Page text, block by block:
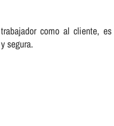
como al cliente,
segura.